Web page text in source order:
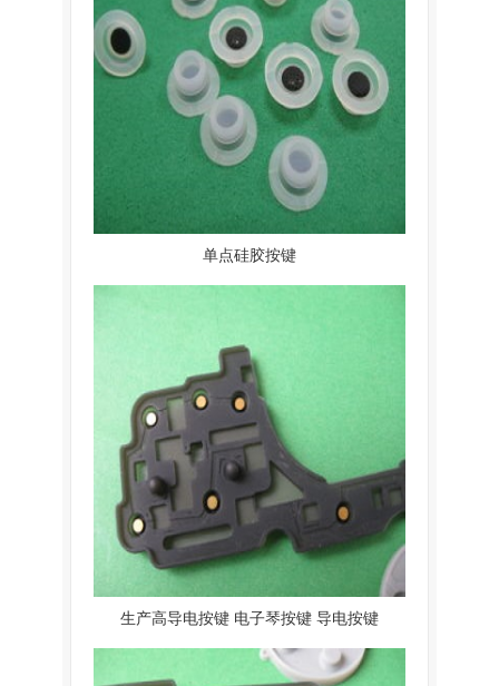
单点硅胶按键
生产高导电按键 电子琴按键 导电按键